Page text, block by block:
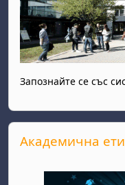
Запознайте се със
Прескочи Академична
Академична